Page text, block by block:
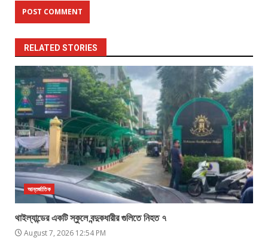
RELATED STORIES
আন্তর্জাতিক
থাইল্যান্ডের একটি স্কুলে বন্দুকধারীর গুলিতে নিহত ৭
August 7, 2026 12:54 PM